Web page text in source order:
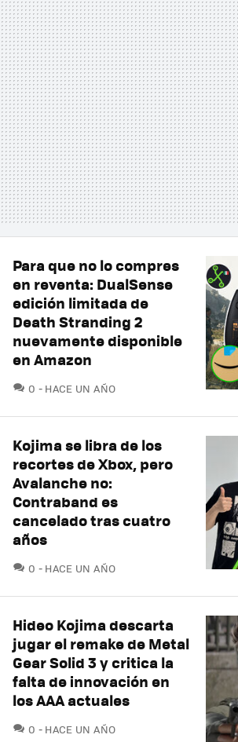
Para que no lo compres
en reventa: DualSense
edición limitada de
Death Stranding 2
nuevamente disponible
en Amazon
0 COMENTARIOS
HACE UN AÑO
Kojima se libra de los
recortes de Xbox, pero
Avalanche no:
Contraband es
cancelado tras cuatro
años
0 COMENTARIOS
HACE UN AÑO
Hideo Kojima descarta
jugar el remake de Metal
Gear Solid 3 y critica la
falta de innovación en
los AAA actuales
0 COMENTARIOS
HACE UN AÑO